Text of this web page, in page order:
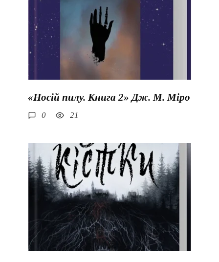
«Носій пилу. Книга 2» Дж. М. Міро
0 21